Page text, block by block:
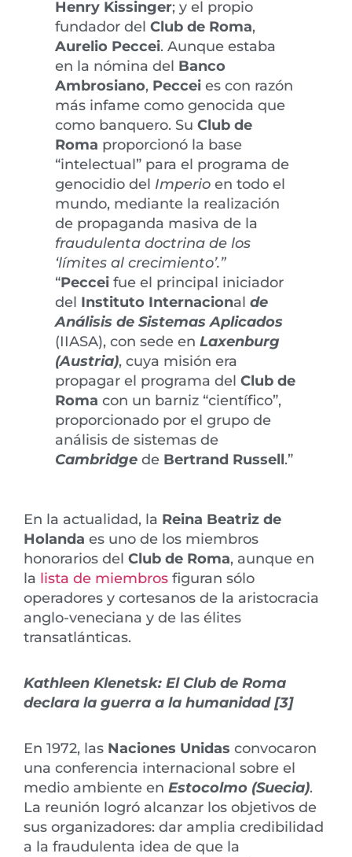
Henry Kissinger; y el propio
fundador del Club de Roma,
Aurelio Peccei. Aunque estaba
en la nómina del Banco
Ambrosiano, Peccei es con razón
más infame como genocida que
como banquero. Su Club de
Roma proporcionó la base
“intelectual” para el programa de
genocidio del Imperio en todo el
mundo, mediante la realización
de propaganda masiva de la
fraudulenta doctrina de los
‘límites al crecimiento’.”
“Peccei fue el principal iniciador
del Instituto Internacional de
Análisis de Sistemas Aplicados
(IIASA), con sede en Laxenburg
(Austria), cuya misión era
propagar el programa del Club de
Roma con un barniz “científico”,
proporcionado por el grupo de
análisis de sistemas de
Cambridge de Bertrand Russell.”
En la actualidad, la Reina Beatriz de
Holanda es uno de los miembros
honorarios del Club de Roma, aunque en
la lista de miembros figuran sólo
operadores y cortesanos de la aristocracia
anglo-veneciana y de las élites
transatlánticas.
Kathleen Klenetsk: El Club de Roma
declara la guerra a la humanidad [3]
En 1972, las Naciones Unidas convocaron
una conferencia internacional sobre el
medio ambiente en Estocolmo (Suecia).
La reunión logró alcanzar los objetivos de
sus organizadores: dar amplia credibilidad
a la fraudulenta idea de que la